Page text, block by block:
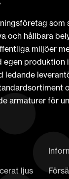
som
och hållbara
miljöer
egen produktion
ledande
armaturer för
ljus